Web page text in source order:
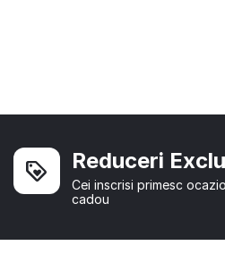
Reduceri
Cei inscrisi primesc
cadou